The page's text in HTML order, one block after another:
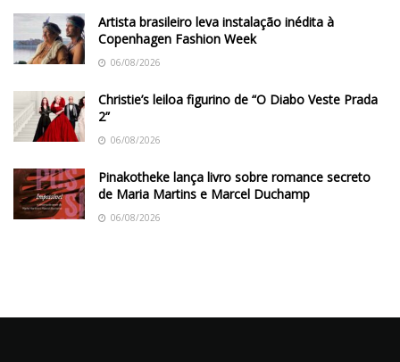
Artista brasileiro leva instalação inédita à
Copenhagen Fashion Week
06/08/2026
Christie’s leiloa figurino de “O Diabo Veste Prada
2”
06/08/2026
Pinakotheke lança livro sobre romance secreto
de Maria Martins e Marcel Duchamp
06/08/2026